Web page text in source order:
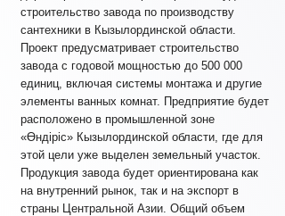
строительство завода по производству
сантехники в Кызылординской области.
Проект предусматривает строительство
завода с годовой мощностью до 500 000
единиц, включая системы монтажа и другие
элементы ванных комнат. Предприятие будет
расположено в промышленной зоне
«Өндіріс» Кызылординской области, где для
этой цели уже выделен земельный участок.
Продукция завода будет ориентирована как
на внутренний рынок, так и на экспорт в
страны Центральной Азии. Общий объем